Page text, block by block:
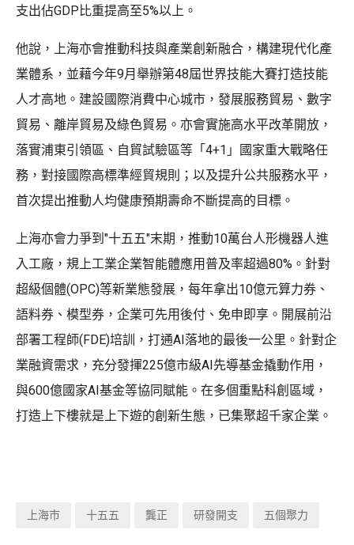
支出佔GDP比重提高至5%以上。
他說，上海亦會推動科技與產業創新融合，構建現代化產
業體系，並藉今年9月舉辦第48屆世界技能大賽打造技能
人才高地。建設國際消費中心城市，發展服務貿易、數字
貿易、離岸貿易及綠色貿易。亦會實施高水平改革開放，
落實浦東引領區、自貿試驗區等「4+1」國家重大戰略任
務，對接國際高標準經貿規則；以及提升公共服務水平，
首次提出推動人均健康預期壽命不斷提高的目標。
上海亦會力爭到"十五五"末期，推動10萬台人形機器人進
入工廠，規上工業企業智能體應用普及率超過80%。針對
超級個體(OPC)等新業態發展，每年拿出10億元算力券、
語料券、模型券，企業可先用後付、免申即享。開展前沿
部署工程師(FDE)培訓，打通AI落地的最後一公里。針對企
業融資需求，充分發揮225億市級AI先導基金撬動作用，
與600億國家AI基金等協同賦能。在多個重點科創區域，
打造上下樓就是上下遊的創新生態，已集聚超千家企業。
上海市 十五五 龔正 研發開支 五個聚力